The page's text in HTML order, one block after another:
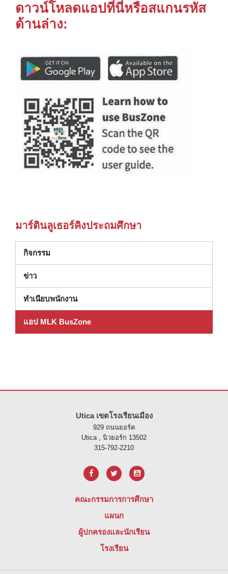
ดาวน์โหลดแอปที่นี่หรือสแกนรหัส
ด้านล่าง:
มาร์ตินลูเธอร์คิงประถมศึกษา
กิจกรรม
ข่าว
ทําเนียบพนักงาน
แอป MLK BusZone
Utica เขตโรงเรียนเมือง
929 ถนนยอร์ค
Utica , นิวยอร์ก 13502
315-792-2210
คณะกรรมการการศึกษา
แผนก
ผู้ปกครองและนักเรียน
โรงเรียน